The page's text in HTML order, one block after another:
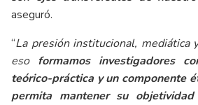
aseguró.
“La presión institucional, mediática
eso formamos investigadores
teórico-práctica y un componente
permita mantener su